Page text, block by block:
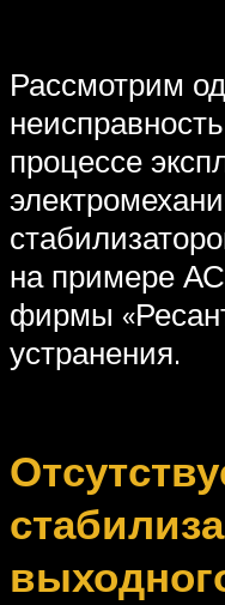
Рассмотрим
процессе
на примере
фирмы
устранения.